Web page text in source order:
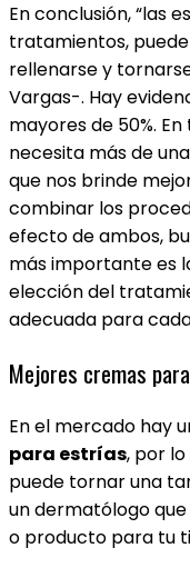
En conclusión, “las
tratamientos,
rellenarse y
Vargas-. Hay
mayores de 50%.
necesita más de
que nos brinde
combinar los
efecto de ambos,
más importante es
elección del
adecuada para
Mejores cremas
En el mercado hay
para estrías, por
puede tornar una
un dermatólogo
o producto para tu